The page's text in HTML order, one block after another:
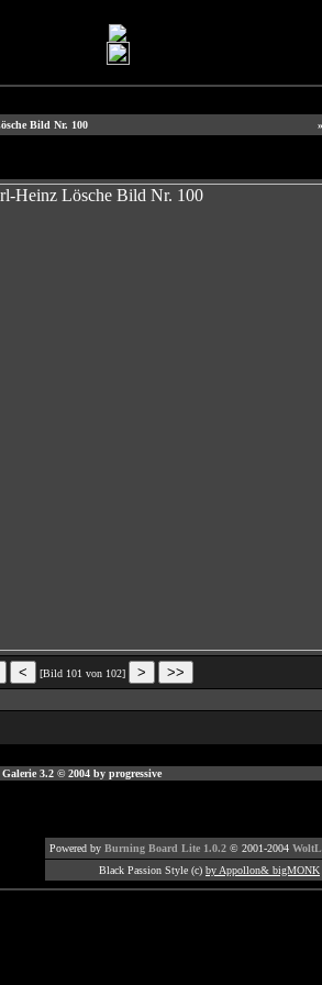
Bild Nr. 100
[Bild 101 von 102]
Galerie 3.2 © 2004 by progressive
Powered by Burning Board Lite 1.0.2© 2001-2004
Black Passion Style (c) by Appollon& bigMONK